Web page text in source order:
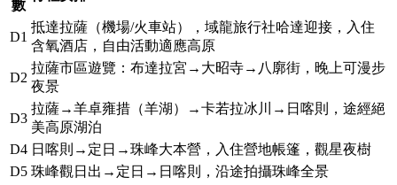
數
D1
抵達拉薩（機場/火車站），域龍旅行社哈達迎接，入住
含氧酒店，自由活動適應高原
D2
拉薩市區遊覽：布達拉宮→大昭寺→八廓街，晚上可漫步
夜景
D3
拉薩→羊卓雍措（羊湖）→卡若拉冰川→日喀則，途經絕
美高原湖泊
D4 日喀則→定日→珠峰大本營，入住營地帳篷，觀星夜樹
D5 珠峰觀日出→定日→日喀則，沿途拍攝珠峰全景